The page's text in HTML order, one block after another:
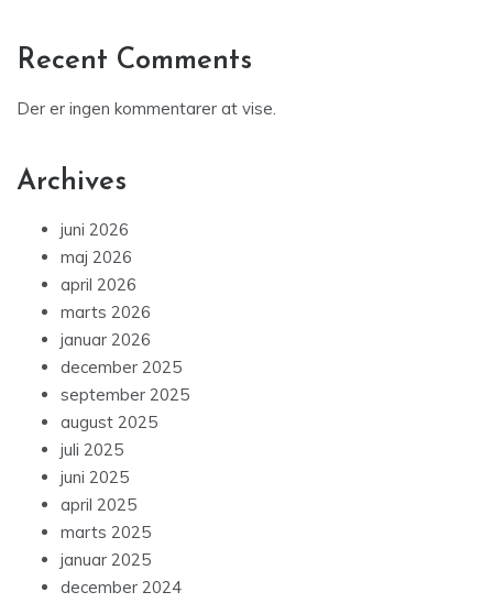
Recent Comments
Der er ingen kommentarer at vise.
Archives
juni 2026
maj 2026
april 2026
marts 2026
januar 2026
december 2025
september 2025
august 2025
juli 2025
juni 2025
april 2025
marts 2025
januar 2025
december 2024